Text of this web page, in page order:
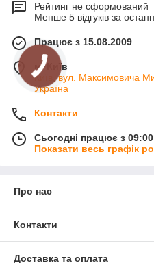
Рейтинг не сформований
Менше 5 відгуків за
Працює з 15.08.2009
м. Київ
Київ, вул. Максимовича
Україна
Контакти
Сьогодні працює з
Показати весь графік
Про нас
Контакти
Доставка та оплата